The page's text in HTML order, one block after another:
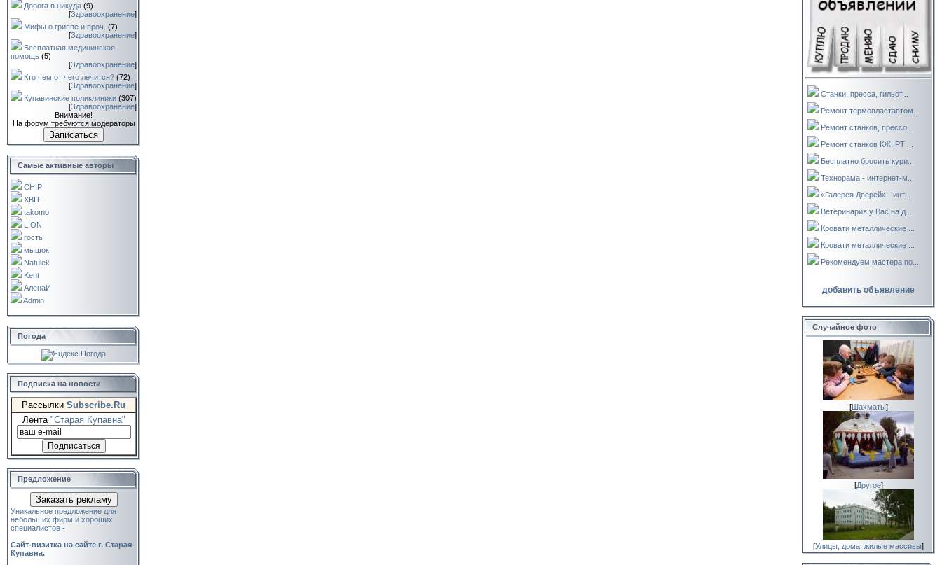
Дорога в никуда (9)
[Здравоохранение]
Мифы о гриппе и проч. (7)
[Здравоохранение]
Бесплатная медицинская
помощь (5)
[Здравоохранение]
Кто чем от чего лечится? (72)
[Здравоохранение]
Купавинские поликлиники (307)
[Здравоохранение]
Внимание!
На форум требуются модераторы
Записаться
Самые активные авторы
CHIP
XBIT
takomo
LION
гость
мышок
Natulek
Kent
АленаИ
Admin
Погода
Подписка на новости
Рассылки Subscribe.Ru
Лента "Старая Купавна"
Предложение
Заказать рекламу
Уникальное предложение для
небольших фирм и хороших
специалистов -
Cайт-визитка на сайте г. Старая
Купавна.
Станки, пресса, гильот...
Ремонт термопластавтом...
Ремонт станков, прессо...
Ремонт станков КЖ, РТ ...
Бесплатно бросить кури...
Технорама - интернет-м...
«Галерея Дверей» - инт...
Ветеринария у Вас на д...
Кровати металлические ...
Кровати металлические ...
Рекомендуем мастера по...
добавить объявление
Случайное фото
[Шахматы]
[Другое]
[Улицы, дома, жилые массивы]